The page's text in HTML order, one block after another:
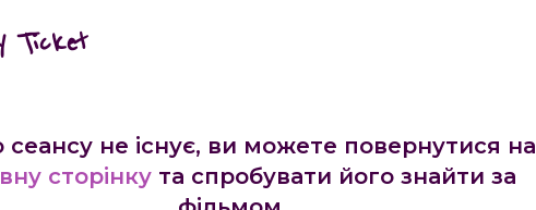
Ticket
сеансу не існує, ви можете повернутися на
сторінку та спробувати його знайти за